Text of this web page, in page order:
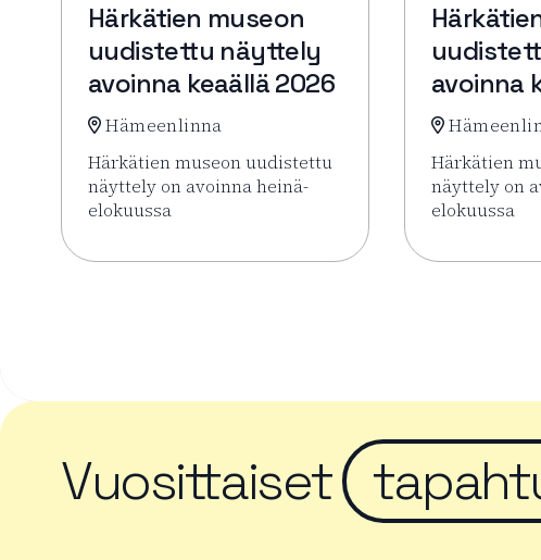
Härkätien museon
uudistettu näyttely
avoinna keaällä 2026
Hämeenlinna
Härkätien museon uudistettu
näyttely on avoinna heinä-
elokuussa
Lue lisää tapahtumasta Härkätien museon uudistettu
avoinna
Härkätien
näyttely on
elokuussa
Lue lisää
Vuosittaiset